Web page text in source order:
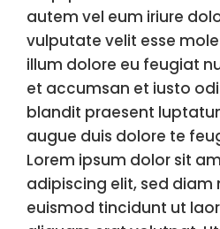
autem vel eum iriure
vulputate velit esse
illum dolore eu feugiat
et accumsan et iusto
blandit praesent
augue duis dolore te
Lorem ipsum dolor sit
adipiscing elit, sed diam
euismod tincidunt ut